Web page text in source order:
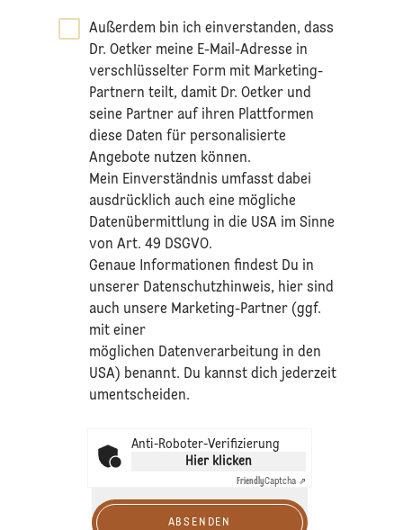
Außerdem bin ich einverstanden, dass
Dr. Oetker meine E-Mail-Adresse in
verschlüsselter Form mit Marketing-
Partnern teilt, damit Dr. Oetker und
seine Partner auf ihren Plattformen
diese Daten für personalisierte
Angebote nutzen können.
Mein Einverständnis umfasst dabei
ausdrücklich auch eine mögliche
Datenübermittlung in die USA im Sinne
von Art. 49 DSGVO.​
​Genaue Informationen findest Du in
unserer Datenschutzhinweis, hier sind
auch unsere Marketing-Partner (ggf.
mit einer
möglichen Datenverarbeitung in den
USA) benannt. Du kannst dich jederzeit
umentscheiden.
Anti-Roboter-Verifizierung
Hier klicken
FriendlyCaptcha ⇗
ABSENDEN